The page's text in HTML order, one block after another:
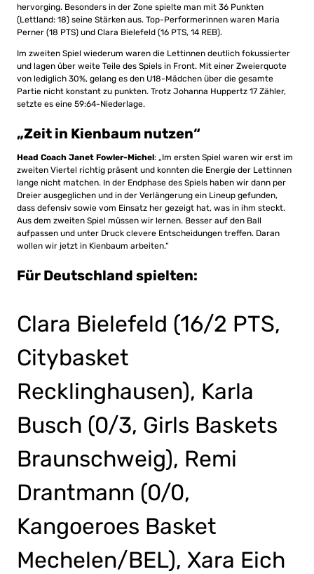
hervorging. Besonders in der Zone spielte man mit 36 Punkten
(Lettland: 18) seine Stärken aus. Top-Performerinnen waren Maria
Perner (18 PTS) und Clara Bielefeld (16 PTS, 14 REB).
Im zweiten Spiel wiederum waren die Lettinnen deutlich fokussierter
und lagen über weite Teile des Spiels in Front. Mit einer Zweierquote
von lediglich 30%, gelang es den U18-Mädchen über die gesamte
Partie nicht konstant zu punkten. Trotz Johanna Huppertz 17 Zähler,
setzte es eine 59:64-Niederlage.
„Zeit in Kienbaum nutzen“
Head Coach Janet Fowler-Michel: „Im ersten Spiel waren wir erst im
zweiten Viertel richtig präsent und konnten die Energie der Lettinnen
lange nicht matchen. In der Endphase des Spiels haben wir dann per
Dreier ausgeglichen und in der Verlängerung ein Lineup gefunden,
dass defensiv sowie vom Einsatz her gezeigt hat, was in ihm steckt.
Aus dem zweiten Spiel müssen wir lernen. Besser auf den Ball
aufpassen und unter Druck clevere Entscheidungen treffen. Daran
wollen wir jetzt in Kienbaum arbeiten.“
Für Deutschland spielten:
Clara Bielefeld (16/2 PTS,
Citybasket
Recklinghausen), Karla
Busch (0/3, Girls Baskets
Braunschweig), Remi
Drantmann (0/0,
Kangoeroes Basket
Mechelen/BEL), Xara Eich